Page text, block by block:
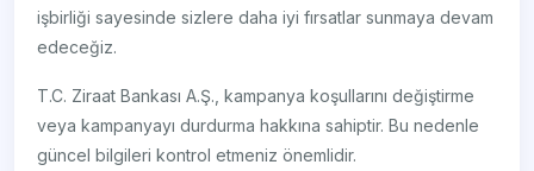
işbirliği sayesinde sizlere daha iyi fırsatlar sunmaya devam
edeceğiz.
T.C. Ziraat Bankası A.Ş., kampanya koşullarını değiştirme
veya kampanyayı durdurma hakkına sahiptir. Bu nedenle
güncel bilgileri kontrol etmeniz önemlidir.